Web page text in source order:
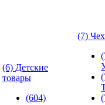
(6) Детские
товары
(604)
(7)